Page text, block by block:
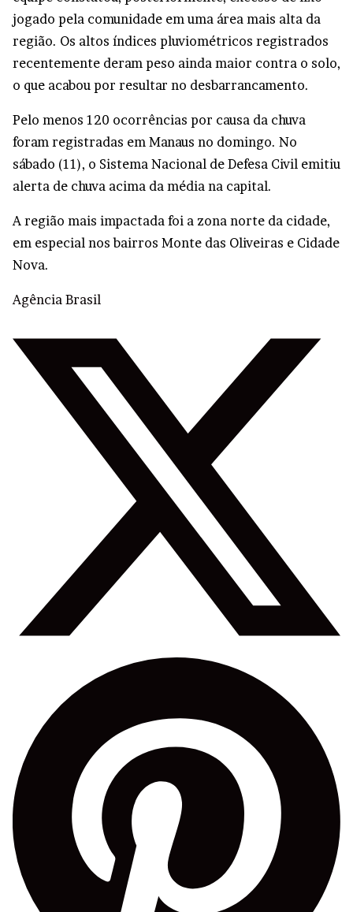
jogado pela comunidade em uma área mais alta da
região. Os altos índices pluviométricos registrados
recentemente deram peso ainda maior contra o solo,
o que acabou por resultar no desbarrancamento.
Pelo menos 120 ocorrências por causa da chuva
foram registradas em Manaus no domingo. No
sábado (11), o Sistema Nacional de Defesa Civil emitiu
alerta de chuva acima da média na capital.
A região mais impactada foi a zona norte da cidade,
em especial nos bairros Monte das Oliveiras e Cidade
Nova.
Agência Brasil